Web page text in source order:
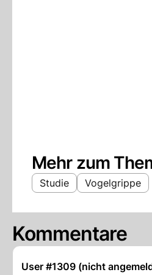
Mehr zum
Studie Vogelgrippe
Kommentare
User #1309 (nicht